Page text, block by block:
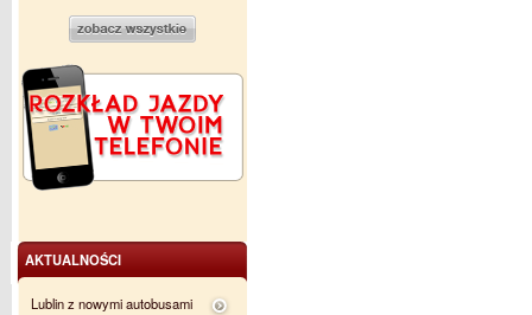
AKTUALNOŚCI
Lublin z nowymi autobusami